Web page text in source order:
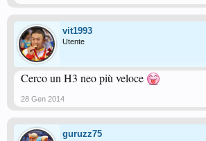
vit1993
Utente
Cerco un H3 neo più veloce
28 Gen 2014
guruzz75